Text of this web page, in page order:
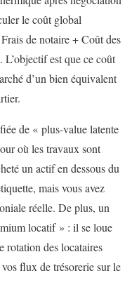
le coût global
de notaire + Coût des
est que ce coût
d’un bien équivalent
de « plus-value latente
où les travaux sont
un actif en dessous du
mais vous avez
réelle. De plus, un
locatif » : il se loue
rotation des locataires
flux de trésorerie sur le